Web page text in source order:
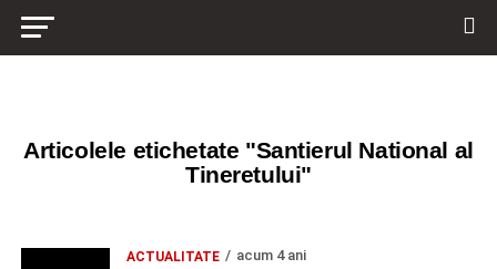
Articolele etichetate "Santierul National al
Tineretului"
ACTUALITATE acum 4 ani